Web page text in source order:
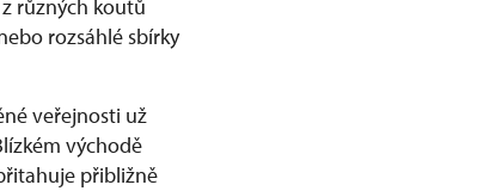
různých koutů
rozsáhlé sbírky
veřejnosti už
východě
přibližně